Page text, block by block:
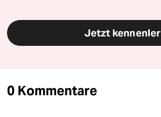
Jetzt
0 Kommentare